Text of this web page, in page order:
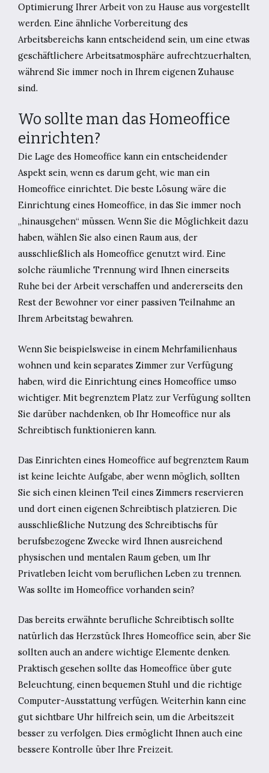
Optimierung Ihrer Arbeit von zu Hause aus vorgestellt
werden. Eine ähnliche Vorbereitung des
Arbeitsbereichs kann entscheidend sein, um eine etwas
geschäftlichere Arbeitsatmosphäre aufrechtzuerhalten,
während Sie immer noch in Ihrem eigenen Zuhause
sind.
Wo sollte man das Homeoffice
einrichten?
Die Lage des Homeoffice kann ein entscheidender
Aspekt sein, wenn es darum geht, wie man ein
Homeoffice einrichtet. Die beste Lösung wäre die
Einrichtung eines Homeoffice, in das Sie immer noch
„hinausgehen“ müssen. Wenn Sie die Möglichkeit dazu
haben, wählen Sie also einen Raum aus, der
ausschließlich als Homeoffice genutzt wird. Eine
solche räumliche Trennung wird Ihnen einerseits
Ruhe bei der Arbeit verschaffen und andererseits den
Rest der Bewohner vor einer passiven Teilnahme an
Ihrem Arbeitstag bewahren.
Wenn Sie beispielsweise in einem Mehrfamilienhaus
wohnen und kein separates Zimmer zur Verfügung
haben, wird die Einrichtung eines Homeoffice umso
wichtiger. Mit begrenztem Platz zur Verfügung sollten
Sie darüber nachdenken, ob Ihr Homeoffice nur als
Schreibtisch funktionieren kann.
Das Einrichten eines Homeoffice auf begrenztem Raum
ist keine leichte Aufgabe, aber wenn möglich, sollten
Sie sich einen kleinen Teil eines Zimmers reservieren
und dort einen eigenen Schreibtisch platzieren. Die
ausschließliche Nutzung des Schreibtischs für
berufsbezogene Zwecke wird Ihnen ausreichend
physischen und mentalen Raum geben, um Ihr
Privatleben leicht vom beruflichen Leben zu trennen.
Was sollte im Homeoffice vorhanden sein?
Das bereits erwähnte berufliche Schreibtisch sollte
natürlich das Herzstück Ihres Homeoffice sein, aber Sie
sollten auch an andere wichtige Elemente denken.
Praktisch gesehen sollte das Homeoffice über gute
Beleuchtung, einen bequemen Stuhl und die richtige
Computer-Ausstattung verfügen. Weiterhin kann eine
gut sichtbare Uhr hilfreich sein, um die Arbeitszeit
besser zu verfolgen. Dies ermöglicht Ihnen auch eine
bessere Kontrolle über Ihre Freizeit.